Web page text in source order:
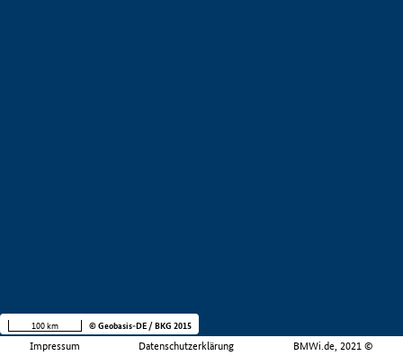
Impressum Datenschutzerklärung BMWi.de, 2021 ©
100 km © Geobasis-DE / BKG 2015